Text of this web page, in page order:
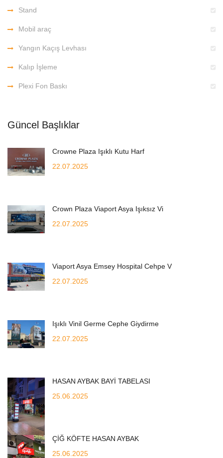
Stand
Mobil araç
Yangın Kaçış Levhası
Kalıp İşleme
Plexi Fon Baskı
Güncel Başlıklar
Crowne Plaza Işıklı Kutu Harf
22.07.2025
Crown Plaza Viaport Asya Işıksız Vi
22.07.2025
Viaport Asya Emsey Hospital Cehpe V
22.07.2025
Işıklı Vinil Germe Cephe Giydirme
22.07.2025
HASAN AYBAK BAYİ TABELASI
25.06.2025
ÇİĞ KÖFTE HASAN AYBAK
25.06.2025